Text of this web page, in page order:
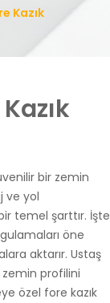
Kazık
bir zemin
ve yol
temel şarttır. İşte
öne
aktarır. Ustaş
zemin profilini
özel fore kazık